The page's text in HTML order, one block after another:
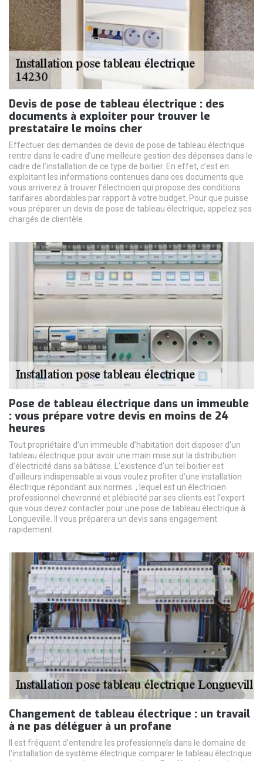
Devis de pose de tableau électrique : des
documents à exploiter pour trouver le
prestataire le moins cher
Effectuer des demandes de devis de pose de tableau électrique
rentre dans le cadre d’une meilleure gestion des dépenses dans le
cadre de l’installation de ce type de boitier. En effet, c’est en
exploitant les informations contenues dans ces documents que
vous arriverez à trouver l’électricien qui propose des conditions
tarifaires abordables par rapport à votre budget. Pour que puisse
vous préparer un devis de pose de tableau électrique, appelez ses
chargés de clientèle.
Pose de tableau électrique dans un immeuble
: vous prépare votre devis en moins de 24
heures
Tout propriétaire d’un immeuble d’habitation doit disposer d’un
tableau électrique pour avoir une main mise sur la distribution
d’électricité dans sa bâtisse. L’existence d’un tel boitier est
d’ailleurs indispensable si vous voulez profiter d’une installation
électrique répondant aux normes. , lequel est un électricien
professionnel chevronné et plébiscité par ses clients est l’expert
que vous devez contacter pour une pose de tableau électrique à
Longueville. Il vous préparera un devis sans engagement
rapidement.
Changement de tableau électrique : un travail
à ne pas déléguer à un profane
Il est fréquent d’entendre les professionnels dans le domaine de
l’installation de système électrique comparer le tableau électrique